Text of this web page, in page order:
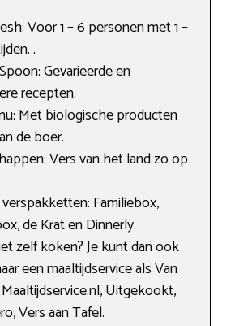
Voor 1 – 6 personen met 1 –
.
Gevarieerde en
recepten.
Met biologische producten
de boer.
Vers van het land zo op
Familiebox,
de Krat en Dinnerly.
zelf koken? Je kunt dan ook
een maaltijdservice als Van
Uitgekookt,
Vers aan Tafel.